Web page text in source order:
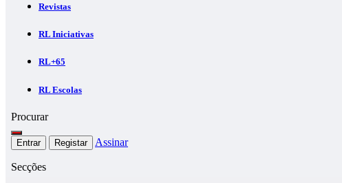
Revistas
RL Iniciativas
RL+65
RL Escolas
Procurar
Entrar Registar Assinar
Secções